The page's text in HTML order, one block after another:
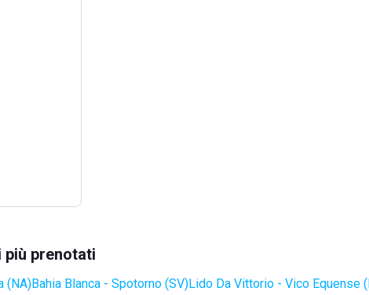
più prenotati
(NA)Bahia Blanca - Spotorno (SV)Lido Da Vittorio - Vico Equense